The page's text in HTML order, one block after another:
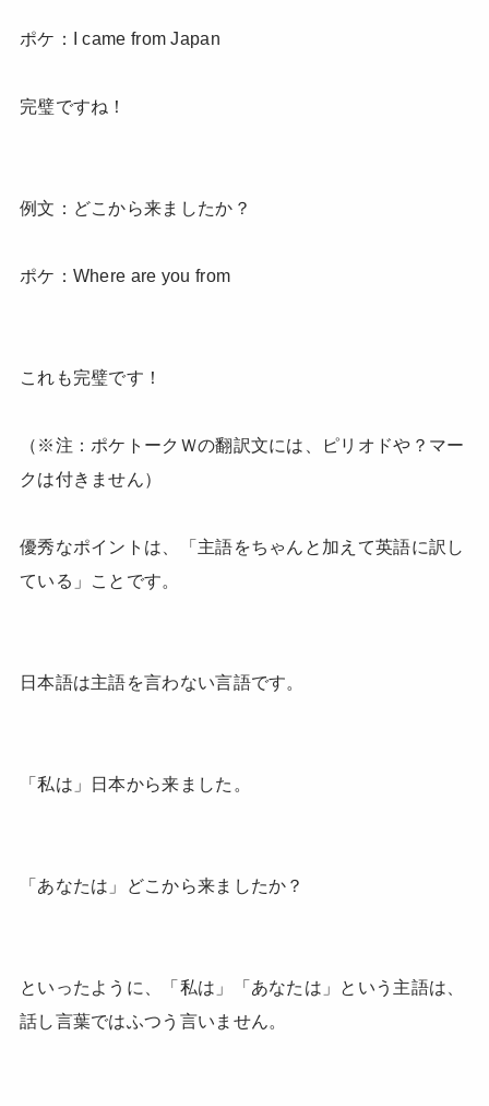
ポケ：I came from Japan
完璧ですね！
例文：どこから来ましたか？
ポケ：Where are you from
これも完璧です！
（※注：ポケトークＷの翻訳文には、ピリオドや？マー
クは付きません）
優秀なポイントは、「主語をちゃんと加えて英語に訳し
ている」ことです。
日本語は主語を言わない言語です。
「私は」日本から来ました。
「あなたは」どこから来ましたか？
といったように、「私は」「あなたは」という主語は、
話し言葉ではふつう言いません。